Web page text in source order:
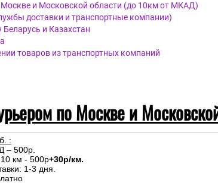
и Московской области (до 10км от МКАД)
доставки и транспортные компании)
и Казахстан
товаров из транспортных компаний
по Москве и
:
– 500р.
км - 500р+30р/км.
1-3 дня.